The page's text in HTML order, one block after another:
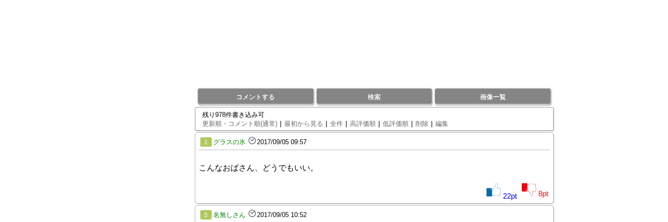
コメントする 検索 画像一覧
残り978件書き込み可
更新順・コメント順(通常) | 最初から見る | 全件 | 高評価順 | 低評価順 | 削除 | 編集
1 グラスの氷 2017/09/05 09:57
こんなおばさん、どうでもいい。
22pt 8pt
5 名無しさん 2017/09/05 10:52